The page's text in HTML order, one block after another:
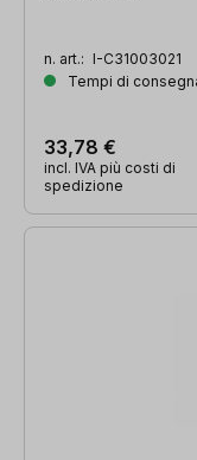
n. art.: I-C31003021
Tempi di
33,78 €
incl. IVA più costi di
spedizione